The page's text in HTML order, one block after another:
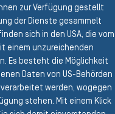
zur Verfügung gestellt
der Dienste gesammelt
sich in den USA, die vom
einem unzureichenden
Es besteht die Möglichkeit
Daten von US-Behörden
werden, wogegen
stehen. Mit einem Klick